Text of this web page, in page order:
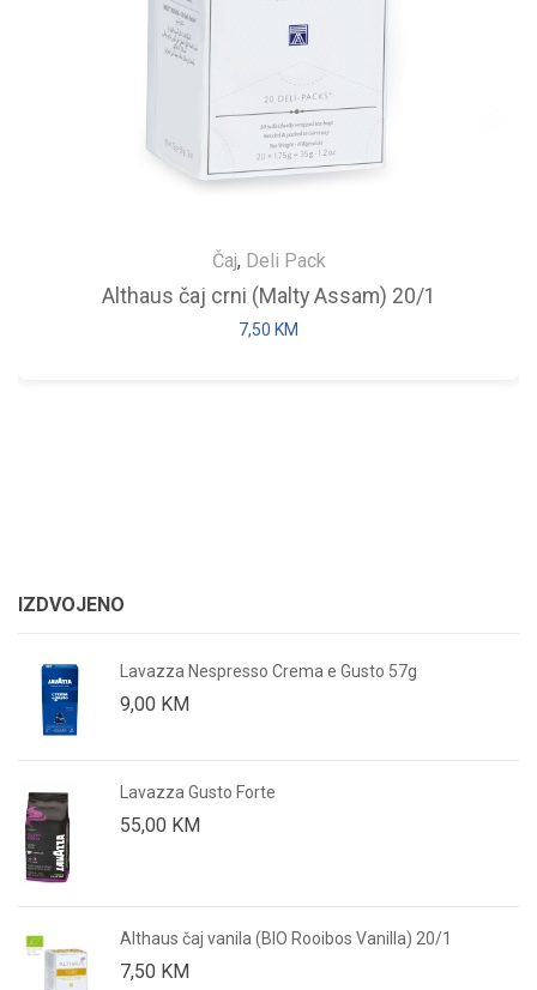
Čaj, Deli Pack
Althaus čaj crni (Malty Assam) 20/1
7,50 KM
IZDVOJENO
Lavazza Nespresso Crema e Gusto 57g
9,00 KM
Lavazza Gusto Forte
55,00 KM
Althaus čaj vanila (BIO Rooibos Vanilla) 20/1
7,50 KM